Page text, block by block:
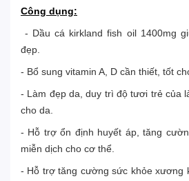
Công dụng:
- Dầu cá kirkland fish oil 1400mg
đẹp.
- Bổ sung vitamin A, D cần thiết, tốt
- Làm đẹp da, duy trì độ tươi trẻ của
cho da.
- Hỗ trợ ổn định huyết áp, tăng
miễn dịch cho cơ thể.
- Hỗ trợ tăng cường sức khỏe xương